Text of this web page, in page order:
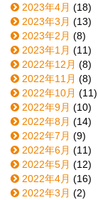
2023年4月 (18)
2023年3月 (13)
2023年2月 (8)
2023年1月 (11)
2022年12月 (8)
2022年11月 (8)
2022年10月 (11)
2022年9月 (10)
2022年8月 (14)
2022年7月 (9)
2022年6月 (11)
2022年5月 (12)
2022年4月 (16)
2022年3月 (2)